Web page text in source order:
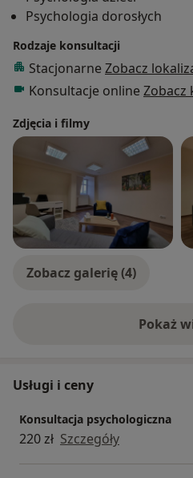
Psychologia dorosłych
Rodzaje konsultacji
Stacjonarne Zobacz
Konsultacje online Zobacz
Zdjęcia i filmy
Zobacz galerię (4)
Pokażo
Usługi i ceny
Konsultacja psychologiczna
220 zł Szczegóły